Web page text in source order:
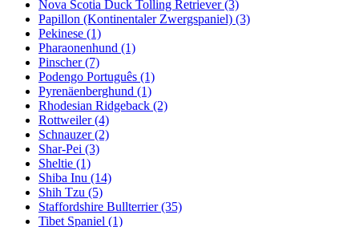
Nova Scotia Duck Tolling Retriever(3)
Papillon (Kontinentaler Zwergspaniel) (3)
Pekinese (1)
Pharaonenhund (1)
Pinscher(7)
Podengo Português (1)
Pyrenäenberghund (1)
Rhodesian Ridgeback (2)
Rottweiler(4)
Schnauzer(2)
Shar-Pei (3)
Sheltie (1)
Shiba Inu (14)
Shih Tzu (5)
Staffordshire Bullterrier(35)
Tibet Spaniel (1)